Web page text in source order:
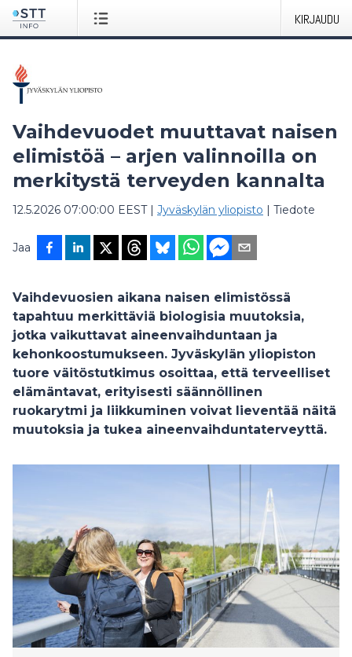
KIRJAUDU
Vaihdevuodet muuttavat naisen
elimistöä – arjen valinnoilla on
merkitystä terveyden kannalta
12.5.2026 07:00:00 EEST| Jyväskylän yliopisto | Tiedote
Jaa
Vaihdevuosien aikana naisen elimistössä
tapahtuu merkittäviä biologisia muutoksia,
jotka vaikuttavat aineenvaihduntaan ja
kehonkoostumukseen. Jyväskylän yliopiston
tuore väitöstutkimus osoittaa, että terveelliset
elämäntavat, erityisesti säännöllinen
ruokarytmi ja liikkuminen voivat lieventää näitä
muutoksia ja tukea aineenvaihduntaterveyttä.